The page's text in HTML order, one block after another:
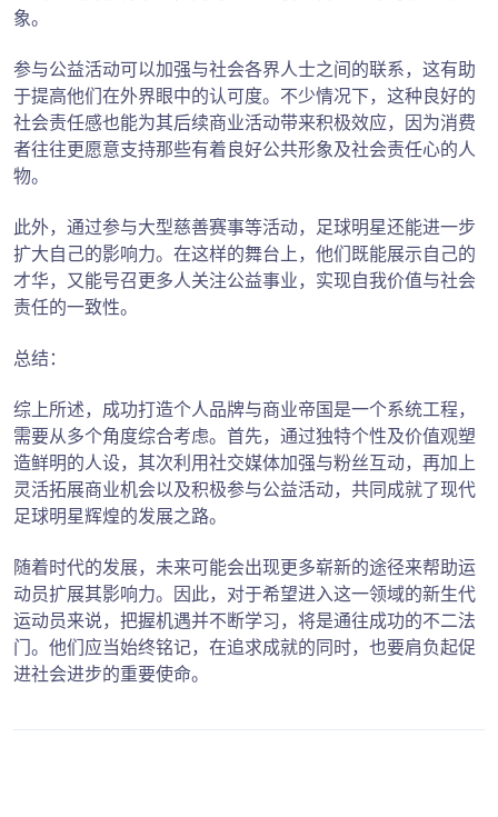
象。
参与公益活动可以加强与社会各界人士之间的联系，这有助
于提高他们在外界眼中的认可度。不少情况下，这种良好的
社会责任感也能为其后续商业活动带来积极效应，因为消费
者往往更愿意支持那些有着良好公共形象及社会责任心的人
物。
此外，通过参与大型慈善赛事等活动，足球明星还能进一步
扩大自己的影响力。在这样的舞台上，他们既能展示自己的
才华，又能号召更多人关注公益事业，实现自我价值与社会
责任的一致性。
总结：
综上所述，成功打造个人品牌与商业帝国是一个系统工程，
需要从多个角度综合考虑。首先，通过独特个性及价值观塑
造鲜明的人设，其次利用社交媒体加强与粉丝互动，再加上
灵活拓展商业机会以及积极参与公益活动，共同成就了现代
足球明星辉煌的发展之路。
随着时代的发展，未来可能会出现更多崭新的途径来帮助运
动员扩展其影响力。因此，对于希望进入这一领域的新生代
运动员来说，把握机遇并不断学习，将是通往成功的不二法
门。他们应当始终铭记，在追求成就的同时，也要肩负起促
进社会进步的重要使命。